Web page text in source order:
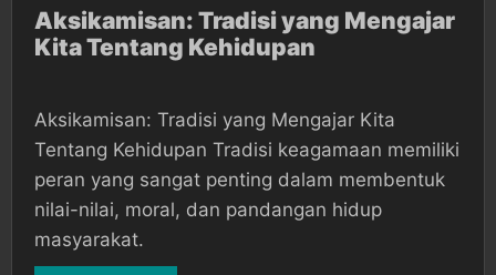
Aksikamisan:
Tradisi
Mengajar
Kita
Tentang
Kehidupan
Aksikamisan: Tradisi yang Mengajar
Kita Tentang Kehidupan
Aksikamisan: Tradisi yang Mengajar Kita
Tentang Kehidupan Tradisi keagamaan memiliki
peran yang sangat penting dalam membentuk
nilai-nilai, moral, dan pandangan hidup
masyarakat.